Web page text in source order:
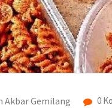
Akbar Gemilang 0